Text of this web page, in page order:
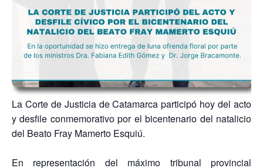
La Corte de Justicia de Catamarca participó hoy del acto
y desfile conmemorativo por el bicentenario del natalicio
del Beato Fray Mamerto Esquiú.
En representación del máximo tribunal provincial